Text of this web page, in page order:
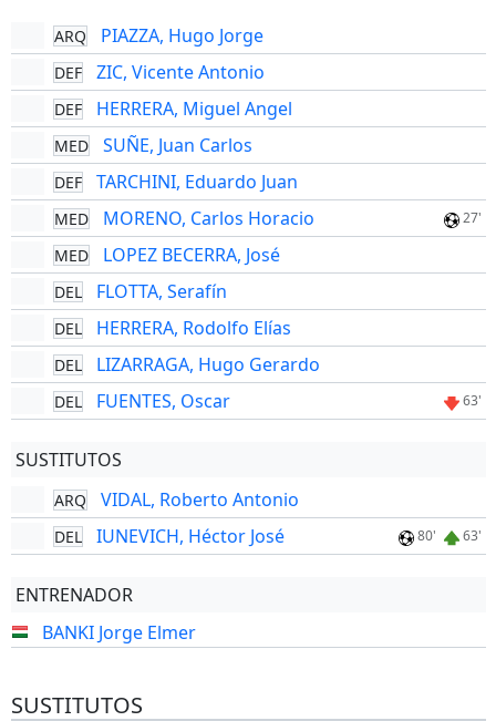
ARQ PIAZZA, Hugo Jorge
DEF ZIC, Vicente Antonio
DEF HERRERA, Miguel Angel
MED SUÑE, Juan Carlos
DEF TARCHINI, Eduardo Juan
MED MORENO, Carlos Horacio 27'
MED LOPEZ BECERRA, José
DEL FLOTTA, Serafín
DEL HERRERA, Rodolfo Elías
DEL LIZARRAGA, Hugo Gerardo
DEL FUENTES, Oscar 63'
SUSTITUTOS
ARQ VIDAL, Roberto Antonio
DEL IUNEVICH, Héctor José 80' 63'
ENTRENADOR
BANKI Jorge Elmer
SUSTITUTOS